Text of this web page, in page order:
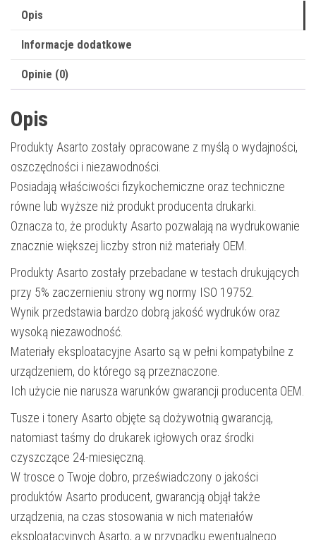
15000
magenta
Opis
Informacje dodatkowe
Opinie (0)
Opis
Produkty Asarto zostały opracowane z myślą o wydajności,
oszczędności i niezawodności.
Posiadają właściwości fizykochemiczne oraz techniczne
równe lub wyższe niż produkt producenta drukarki.
Oznacza to, że produkty Asarto pozwalają na wydrukowanie
znacznie większej liczby stron niż materiały OEM.
Produkty Asarto zostały przebadane w testach drukujących
przy 5% zaczernieniu strony wg normy ISO 19752.
Wynik przedstawia bardzo dobrą jakość wydruków oraz
wysoką niezawodność.
Materiały eksploatacyjne Asarto są w pełni kompatybilne z
urządzeniem, do którego są przeznaczone.
Ich użycie nie narusza warunków gwarancji producenta OEM.
Tusze i tonery Asarto objęte są dożywotnią gwarancją,
natomiast taśmy do drukarek igłowych oraz środki
czyszczące 24-miesięczną.
W trosce o Twoje dobro, przeświadczony o jakości
produktów Asarto producent, gwarancją objął także
urządzenia, na czas stosowania w nich materiałów
eksploatacyjnych Asarto, a w przypadku ewentualnego